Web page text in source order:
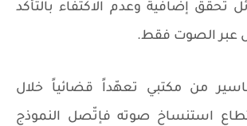
تحقق إضافية وعدم الاكتفاء بالتأكد
عبر الصوت فقط.
من مكتبي تعهّداً قضائياً خلال
استنساخ صوته فإتّصل النموذج